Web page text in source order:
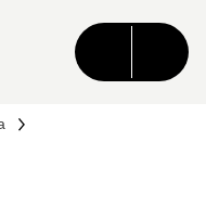
CONTENU